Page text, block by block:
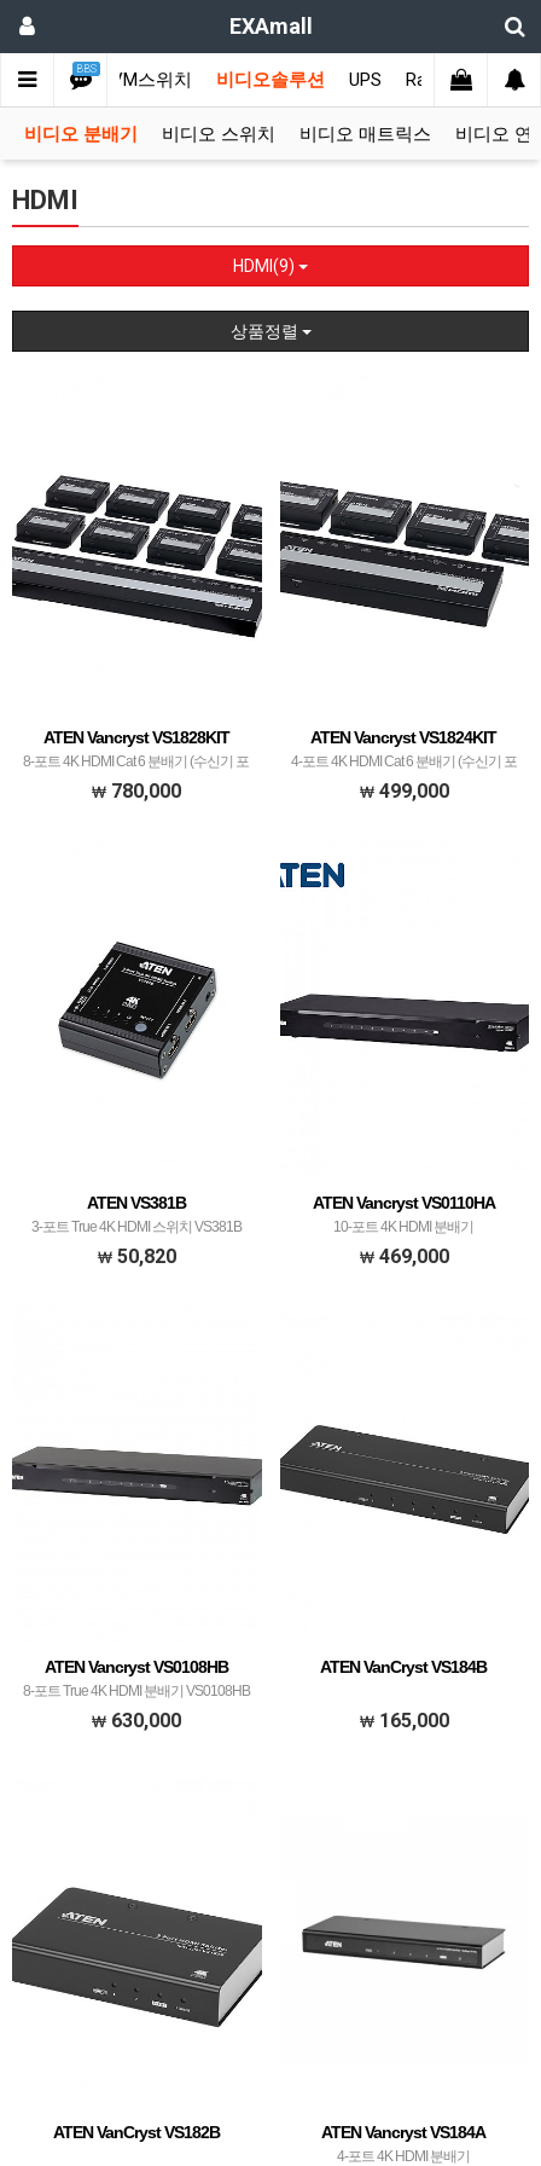
EXAmall
BBS
컴퓨터 KVM스위치 비디오솔루션 UPS Rack & PDU
비디오 분배기 비디오 스위치 비디오 매트릭스 비디오 연
HDMI
HDMI(9)
상품정렬
ATEN Vancryst VS1828KIT
8-포트 4K HDMI Cat 6 분배기 (수신기 포
함)
780,000
ATEN Vancryst VS1824KIT
4-포트 4K HDMI Cat 6 분배기 (수신기 포
함)
499,000
ATEN VS381B
3-포트 True 4K HDMI 스위치 VS381B
50,820
ATEN Vancryst VS0110HA
10-포트 4K HDMI 분배기
469,000
ATEN Vancryst VS0108HB
8-포트 True 4K HDMI 분배기 VS0108HB
630,000
ATEN VanCryst VS184B
165,000
ATEN VanCryst VS182B ATEN Vancryst VS184A
4-포트 4K HDMI 분배기